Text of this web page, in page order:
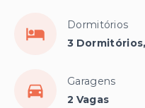
Dormitórios
3
Garagens
2 Vagas